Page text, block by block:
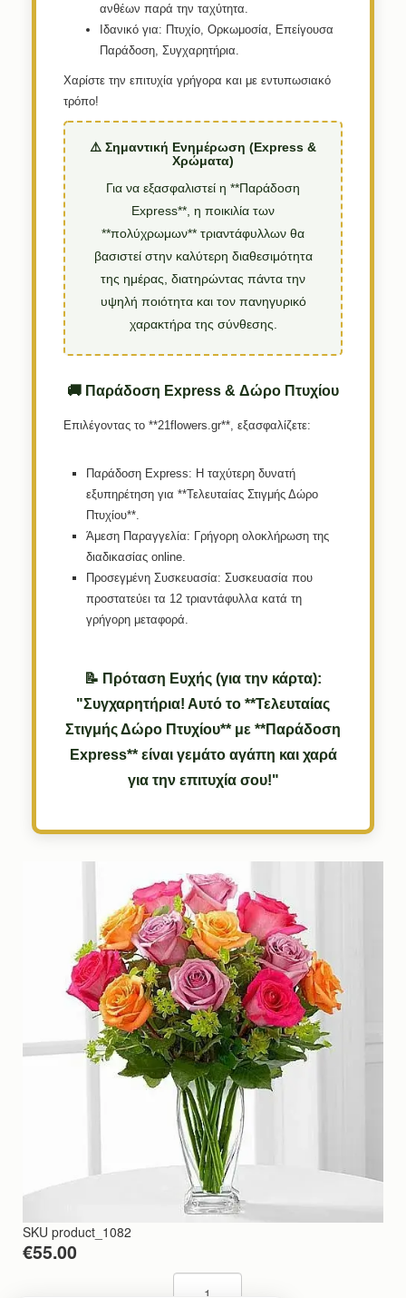
ανθέων παρά την ταχύτητα.
Ιδανικό για: Πτυχίο, Ορκωμοσία, Επείγουσα
Παράδοση, Συγχαρητήρια.
Χαρίστε την επιτυχία γρήγορα και με εντυπωσιακό
τρόπο!
⚠️ Σημαντική Ενημέρωση (Express &
Χρώματα)
Για να εξασφαλιστεί η **Παράδοση
Express**, η ποικιλία των
**πολύχρωμων** τριαντάφυλλων θα
βασιστεί στην καλύτερη διαθεσιμότητα
της ημέρας, διατηρώντας πάντα την
υψηλή ποιότητα και τον πανηγυρικό
χαρακτήρα της σύνθεσης.
🚚 Παράδοση Express & Δώρο Πτυχίου
Επιλέγοντας το **21flowers.gr**, εξασφαλίζετε:
Παράδοση Express: Η ταχύτερη δυνατή
εξυπηρέτηση για **Τελευταίας Στιγμής Δώρο
Πτυχίου**.
Άμεση Παραγγελία: Γρήγορη ολοκλήρωση της
διαδικασίας online.
Προσεγμένη Συσκευασία: Συσκευασία που
προστατεύει τα 12 τριαντάφυλλα κατά τη
γρήγορη μεταφορά.
📝 Πρόταση Ευχής (για την κάρτα):
"Συγχαρητήρια! Αυτό το **Τελευταίας
Στιγμής Δώρο Πτυχίου** με **Παράδοση
Express** είναι γεμάτο αγάπη και χαρά
για την επιτυχία σου!"
SKU product_1082
€55.00